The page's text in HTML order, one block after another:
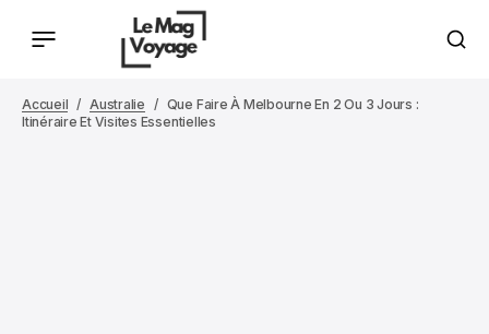
Accueil Australie
Que Faire À Melbourne En 2 Ou 3 Jours :
Itinéraire Et Visites Essentielles